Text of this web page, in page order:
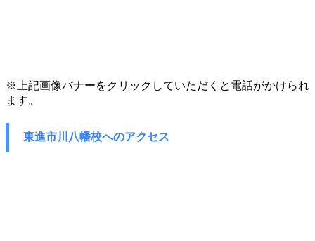
※上記画像バナーをクリックしていただくと電話がかけられ
ます。
東進市川八幡校へのアクセス